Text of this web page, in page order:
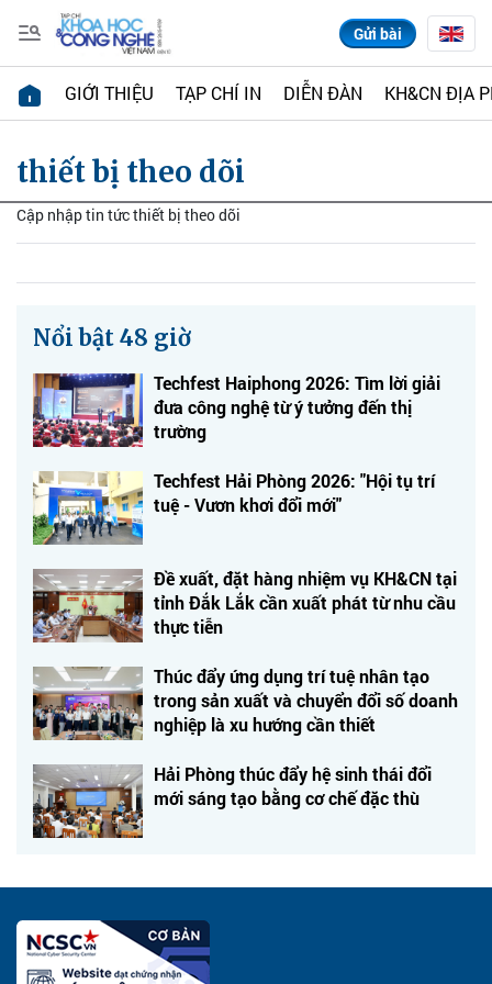
Gửi bài
GIỚI THIỆU TẠP CHÍ IN DIỄN ĐÀN KH&CN ĐỊA
thiết bị theo dõi
Cập nhập tin tức thiết bị theo dõi
Nổi bật 48 giờ
Techfest Haiphong 2026: Tìm lời giải
đưa công nghệ từ ý tưởng đến thị
trường
Techfest Hải Phòng 2026: "Hội tụ trí
tuệ - Vươn khơi đổi mới"
Đề xuất, đặt hàng nhiệm vụ KH&CN tại
tỉnh Đắk Lắk cần xuất phát từ nhu cầu
thực tiễn
Thúc đẩy ứng dụng trí tuệ nhân tạo
trong sản xuất và chuyển đổi số doanh
nghiệp là xu hướng cần thiết
Hải Phòng thúc đẩy hệ sinh thái đổi
mới sáng tạo bằng cơ chế đặc thù